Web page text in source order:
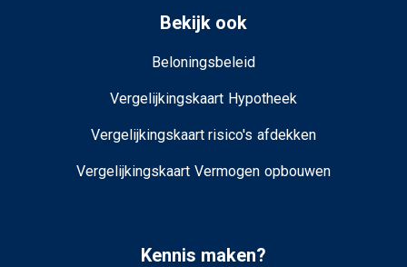
Bekijk ook
Beloningsbeleid
Vergelijkingskaart Hypotheek
Vergelijkingskaart risico's afdekken
Vergelijkingskaart Vermogen opbouwen
Kennis maken?